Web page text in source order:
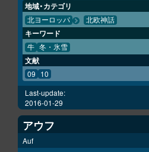
地域・カテゴリ
北ヨーロッパ 北欧神話
キーワード
牛 冬・氷雪
文献
09 10
Last-update:
2016-01-29
アウフ
Auf